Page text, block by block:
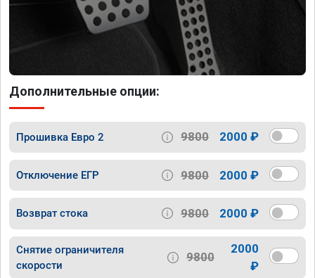
Дополнительные опции:
Прошивка Евро 2 9800 2000 ₽
Отключение ЕГР 9800 2000 ₽
Возврат стока 9800 2000 ₽
Снятие ограничителя
скорости
9800
2000
₽